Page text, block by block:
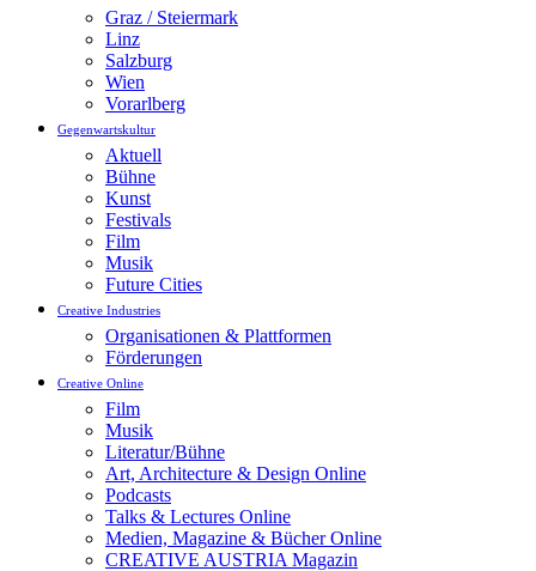
Graz / Steiermark
Linz
Salzburg
Wien
Vorarlberg
Gegenwartskultur
Aktuell
Bühne
Kunst
Festivals
Film
Musik
Future Cities
Creative Industries
Organisationen & Plattformen
Förderungen
Creative Online
Film
Musik
Literatur/Bühne
Art, Architecture & Design Online
Podcasts
Talks & Lectures Online
Medien, Magazine & Bücher Online
CREATIVE AUSTRIA Magazin